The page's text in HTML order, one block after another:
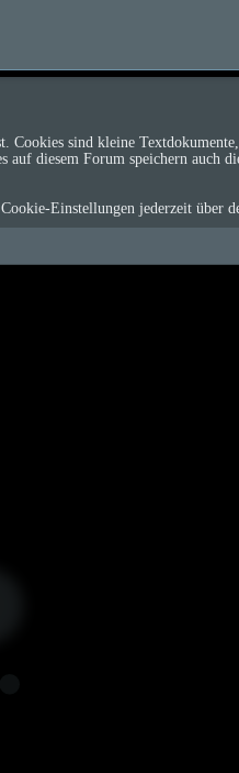
Cookies sind kleine
diesem Forum speichern auch
Einstellungen jederzeit über